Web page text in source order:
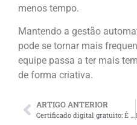
menos tempo.
Mantendo a gestão
pode se tornar mais
equipe passa a ter mais
de forma criativa.
ARTIGO ANTERIOR
Certificado digital gratuito: É possível conseguir um?